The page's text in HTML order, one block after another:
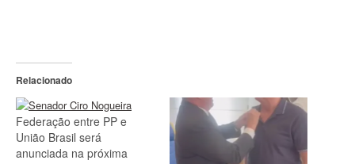
Relacionado
Federação entre PP e
União Brasil será
anunciada na próxima